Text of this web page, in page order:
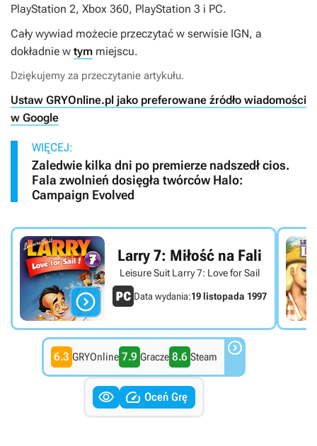
PlayStation 2, Xbox 360, PlayStation 3 i PC.
Cały wywiad możecie przeczytać w serwisie IGN, a
dokładnie w tym miejscu.
Dziękujemy za przeczytanie artykułu.
Ustaw GRYOnline.pl jako preferowane źródło wiadomości
w Google
WIĘCEJ:
Zaledwie kilka dni po premierze nadszedł cios.
Fala zwolnień dosięgła twórców Halo:
Campaign Evolved

Larry 7: Miłość na Fali
Leisure Suit Larry 7: Love for Sail
Data wydania:19 listopada 1997
6.3 GRYOnline 7.9 Gracze 8.6 Steam 
  Oceń Grę